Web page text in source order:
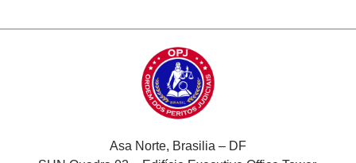
Asa Norte, Brasilia – DF